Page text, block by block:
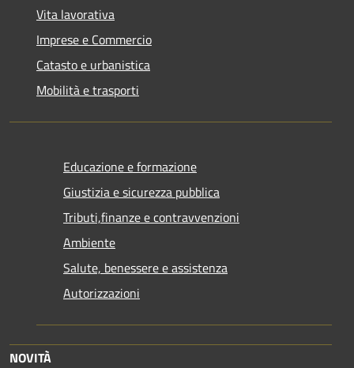
Vita lavorativa
Imprese e Commercio
Catasto e urbanistica
Mobilità e trasporti
Educazione e formazione
Giustizia e sicurezza pubblica
Tributi,finanze e contravvenzioni
Ambiente
Salute, benessere e assistenza
Autorizzazioni
NOVITÀ